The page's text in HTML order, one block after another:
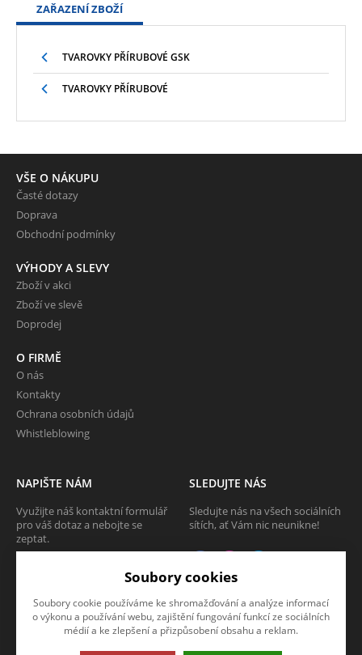
ZAŘAZENÍ ZBOŽÍ
TVAROVKY PŘÍRUBOVÉ GSK
TVAROVKY PŘÍRUBOVÉ
VŠE O NÁKUPU
Časté dotazy
Doprava
Obchodní podmínky
VÝHODY A SLEVY
Zboží v akci
Zboží ve slevě
Doprodej
O FIRMĚ
O nás
Kontakty
Ochrana osobních údajů
Whistleblowing
NAPIŠTE NÁM
Využijte náš kontaktní formulář
pro váš dotaz a nebojte se
zeptat.
SLEDUJTE NÁS
Sledujte nás na všech sociálních
sítích, ať Vám nic neunikne!
Soubory cookies
Soubory cookie používáme ke shromažďování a analýze informací
o výkonu a používání webu, zajištění fungování funkcí ze sociálních
médií a ke zlepšení a přizpůsobení obsahu a reklam.